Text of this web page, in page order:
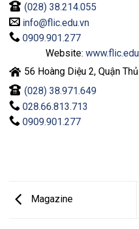
(028) 38.214.055
info@flic.edu.vn
0909.901.277
Website:
56 Hoàng Diệu 2, Quận
(028) 38.971.649
028.66.813.713
0909.901.277
Magazine